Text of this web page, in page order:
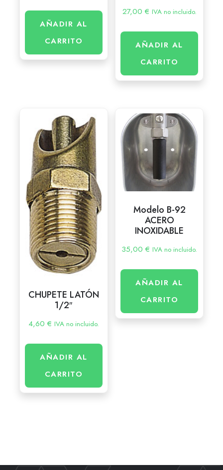
AÑADIR AL
CARRITO
27,00 € IVA no incluido.
AÑADIR AL
CARRITO
CHUPETE LATÓN
1/2″
4,60 € IVA no incluido.
AÑADIR AL
CARRITO
Modelo B-92
ACERO
INOXIDABLE
35,00€ IVA no incluido.
AÑADIR AL
CARRITO